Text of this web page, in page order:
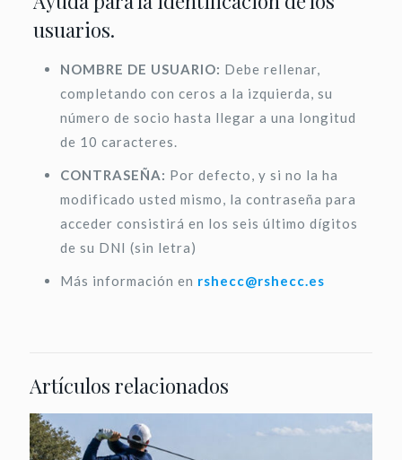
usuarios.
NOMBRE DE USUARIO: Debe rellenar,
completando con ceros a la izquierda, su
número de socio hasta llegar a una longitud
de 10 caracteres.
CONTRASEÑA: Por defecto, y si no la ha
modificado usted mismo, la contraseña para
acceder consistirá en los seis último dígitos
de su DNI (sin letra)
Más información en rshecc@rshecc.es
Artículos relacionados